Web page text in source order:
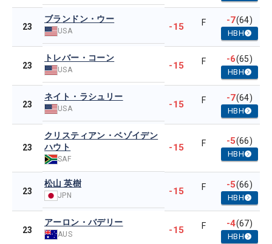
23
ブランドン・ウー
USA -15 F -7(64)
HBH
23
トレバー・コーン
USA -15 F -6(65)
HBH
23
ネイト・ラシュリー
USA -15 F -7(64)
HBH
23
クリスティアン・ベゾイデン
ハウト
SAF
-15 F -5(66)
HBH
23
松山 英樹
JPN -15 F -5(66)
HBH
23
アーロン・バデリー
AUS -15 F -4(67)
HBH